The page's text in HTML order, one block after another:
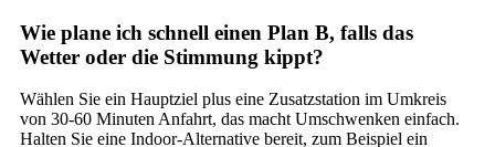
Wie plane ich schnell einen Plan B, falls das
Wetter oder die Stimmung kippt?
Wählen Sie ein Hauptziel plus eine Zusatzstation im Umkreis
von 30-60 Minuten Anfahrt, das macht Umschwenken einfach.
Halten Sie eine Indoor-Alternative bereit, zum Beispiel ein